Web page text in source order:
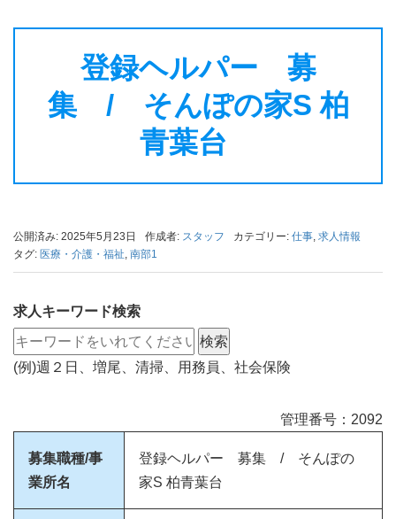
登録ヘルパー 募
集 / そんぽの家S 柏
青葉台
公開済み: 2025年5月23日 作成者: スタッフ カテゴリー: 仕事, 求人情報
タグ: 医療・介護・福祉, 南部1
求人キーワード検索
(例)週２日、増尾、清掃、用務員、社会保険
管理番号：2092
募集職種/事
業所名
登録ヘルパー 募集 / そんぽの
家S 柏青葉台